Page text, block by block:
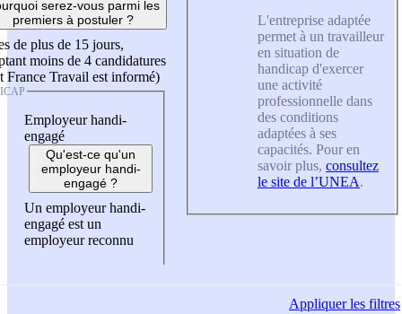
serez-vous parmi les
premiers à postuler ?
de plus de 15 jours,
moins de 4 candidatures
France Travail est informé)
Employeur handi-
engagé
Qu'est-ce qu'un
employeur handi-
engagé ?
Un employeur handi-
engagé est un
employeur reconnu
L'entreprise adaptée
permet à un travailleur
en situation de
handicap d'exercer
une activité
professionnelle dans
des conditions
adaptées à ses
capacités. Pour en
savoir plus, consultez
le site de l’UNEA.
Appliquerles filtres